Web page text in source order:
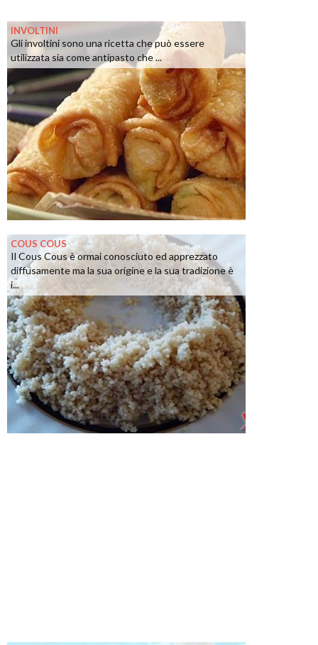
INVOLTINI
Gli involtini sono una ricetta che può essere
utilizzata sia come antipasto che ...
COUS COUS
Il Cous Cous è ormai conosciuto ed apprezzato
diffusamente ma la sua origine e la sua tradizione è
i...